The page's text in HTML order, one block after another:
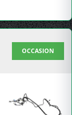
OCCASION